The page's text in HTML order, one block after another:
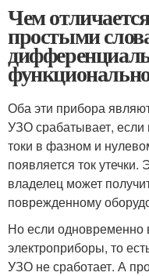
Чем
простыми
Оба эти прибора
УЗО срабатывает, если
токи в фазном и
появляется ток
владелец может
поврежденному
Но если
электроприборы, то
УЗО не сработает. А